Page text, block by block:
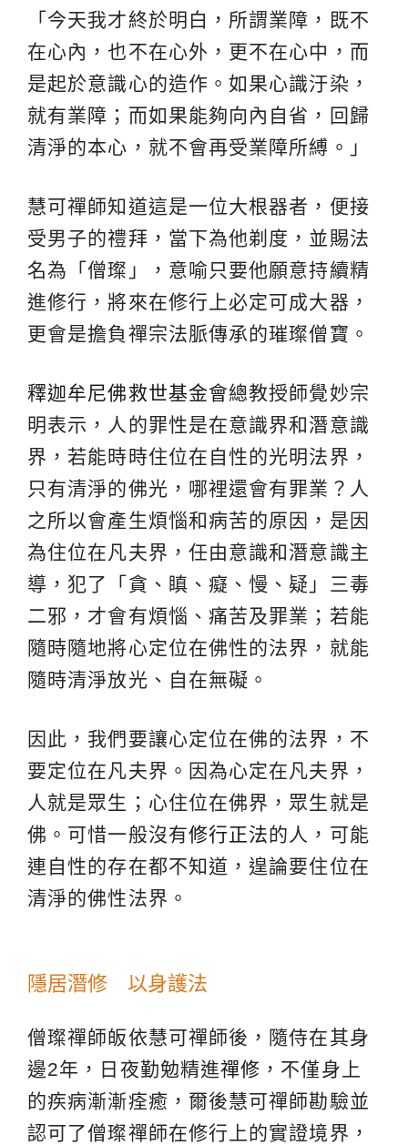
「今天我才終於明白，所謂業障，既不
在心內，也不在心外，更不在心中，而
是起於意識心的造作。如果心識汙染，
就有業障；而如果能夠向內自省，回歸
清淨的本心，就不會再受業障所縛。」
慧可禪師知道這是一位大根器者，便接
受男子的禮拜，當下為他剃度，並賜法
名為「僧璨」，意喻只要他願意持續精
進修行，將來在修行上必定可成大器，
更會是擔負禪宗法脈傳承的璀璨僧寶。
釋迦牟尼佛救世基金會總教授師覺妙宗
明表示，人的罪性是在意識界和潛意識
界，若能時時住位在自性的光明法界，
只有清淨的佛光，哪裡還會有罪業？人
之所以會產生煩惱和病苦的原因，是因
為住位在凡夫界，任由意識和潛意識主
導，犯了「貪、瞋、癡、慢、疑」三毒
二邪，才會有煩惱、痛苦及罪業；若能
隨時隨地將心定位在佛性的法界，就能
隨時清淨放光、自在無礙。
因此，我們要讓心定位在佛的法界，不
要定位在凡夫界。因為心定在凡夫界，
人就是眾生；心住位在佛界，眾生就是
佛。可惜一般沒有修行正法的人，可能
連自性的存在都不知道，遑論要住位在
清淨的佛性法界。
隱居潛修 以身護法
僧璨禪師皈依慧可禪師後，隨侍在其身
邊2年，日夜勤勉精進禪修 ，不僅身上
的疾病漸漸痊癒，爾後慧可禪師勘驗並
認可了僧璨禪師在修行上的實證境界，